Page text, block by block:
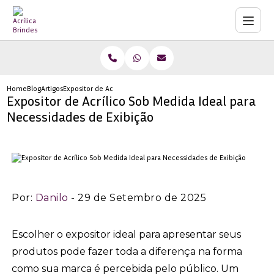
HomeBlogArtigosExpositor de Acrílico Sob Medida Ideal para Necessidades de
Expositor de Acrílico Sob Medida Ideal para
Necessidades de Exibição
Por: Danilo - 29 de Setembro de 2025
Escolher o expositor ideal para apresentar seus
produtos pode fazer toda a diferença na forma
como sua marca é percebida pelo público. Um